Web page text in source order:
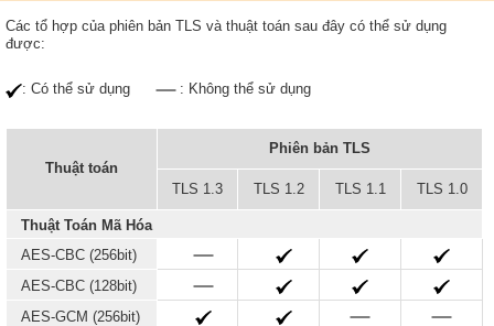
Các tổ hợp của phiên bản TLS và thuật toán sau đây có thể sử dụng
được:
: Có thể sử dụng : Không thể sử dụng
Thuật toán
Phiên bản TLS
TLS 1.3 TLS 1.2 TLS 1.1 TLS 1.0
Thuật Toán Mã Hóa
AES-CBC (256bit)
AES-CBC (128bit)
AES-GCM (256bit)